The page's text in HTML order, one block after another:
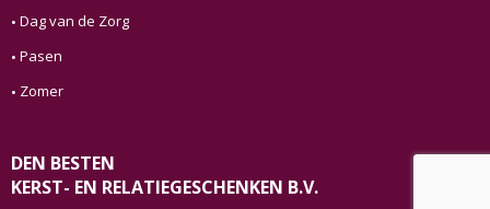
Dag van de Zorg
Pasen
Zomer
DEN BESTEN
KERST- EN RELATIEGESCHENKEN B.V.